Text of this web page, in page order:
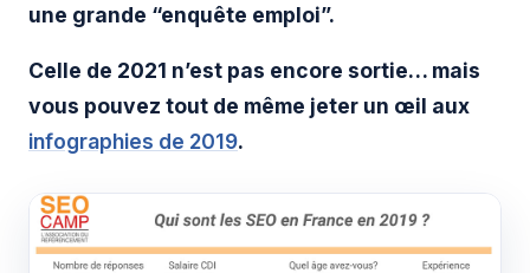
une grande “enquête emploi”.
Celle de 2021 n’est pas encore sortie… mais
vous pouvez tout de même jeter un œil aux
infographies de 2019.